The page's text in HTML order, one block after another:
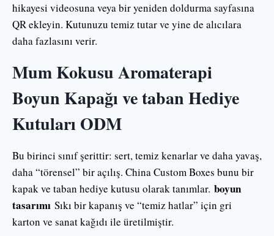
hikayesi videosuna veya bir yeniden doldurma sayfasına
QR ekleyin. Kutunuzu temiz tutar ve yine de alıcılara
daha fazlasını verir.
Mum Kokusu Aromaterapi
Boyun Kapağı ve taban Hediye
Kutuları ODM
Bu birinci sınıf şerittir: sert, temiz kenarlar ve daha yavaş,
daha “törensel” bir açılış. China Custom Boxes bunu bir
kapak ve taban hediye kutusu olarak tanımlar. boyun
tasarımı Sıkı bir kapanış ve “temiz hatlar” için gri
karton ve sanat kağıdı ile üretilmiştir.